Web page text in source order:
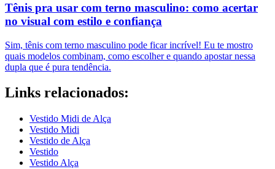
Tênis pra usar com terno masculino: como acertar
no visual com estilo e confiança
Sim, tênis com terno masculino pode ficar incrível! Eu te mostro
quais modelos combinam, como escolher e quando apostar nessa
dupla que é pura tendência.
Links relacionados:
Vestido Midi de Alça
Vestido Midi
Vestido de Alça
Vestido
Vestido Alça